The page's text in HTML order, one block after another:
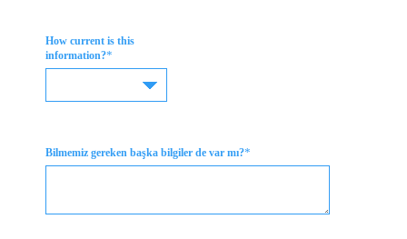
How current is this
information?*
Bilmemiz gereken başka bilgiler de var mı?*